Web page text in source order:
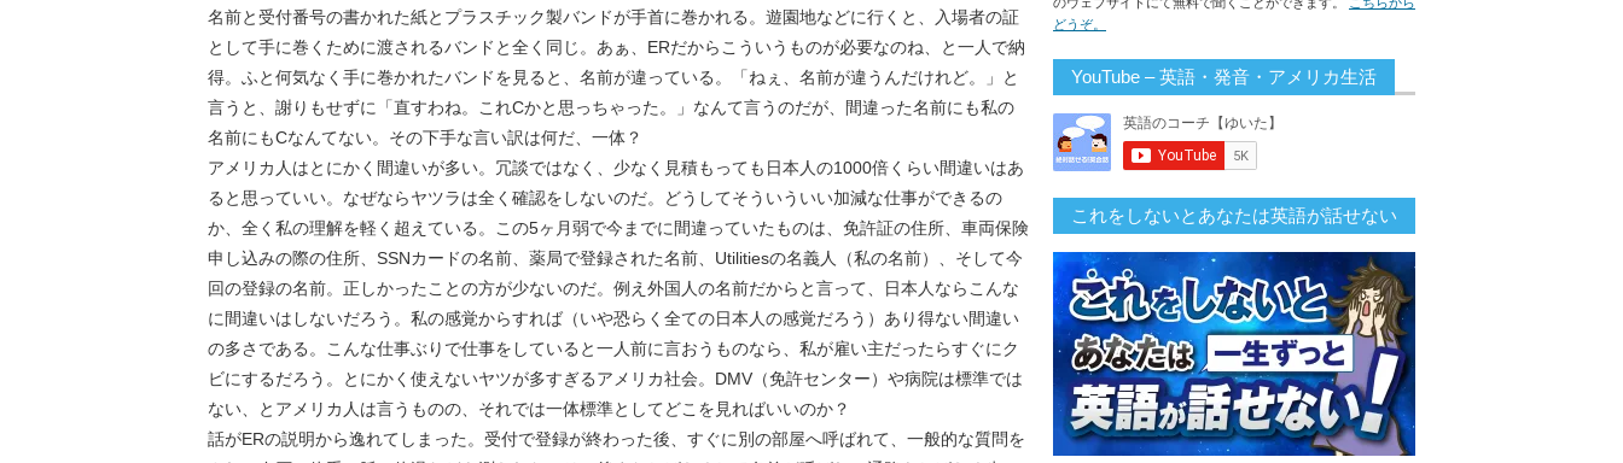
名前と受付番号の書かれた紙とプラスチック製バンドが手首に巻かれる。遊園地などに行くと、入場者の証
として手に巻くために渡されるバンドと全く同じ。あぁ、ERだからこういうものが必要なのね、と一人で納
得。ふと何気なく手に巻かれたバンドを見ると、名前が違っている。「ねぇ、名前が違うんだけれど。」と
言うと、謝りもせずに「直すわね。これCかと思っちゃった。」なんて言うのだが、間違った名前にも私の
名前にもCなんてない。その下手な言い訳は何だ、一体？
アメリカ人はとにかく間違いが多い。冗談ではなく、少なく見積もっても日本人の1000倍くらい間違いはあ
ると思っていい。なぜならヤツラは全く確認をしないのだ。どうしてそういういい加減な仕事ができるの
か、全く私の理解を軽く超えている。この5ヶ月弱で今までに間違っていたものは、免許証の住所、車両保険
申し込みの際の住所、SSNカードの名前、薬局で登録された名前、Utilitiesの名義人（私の名前）、そして今
回の登録の名前。正しかったことの方が少ないのだ。例え外国人の名前だからと言って、日本人ならこんな
に間違いはしないだろう。私の感覚からすれば（いや恐らく全ての日本人の感覚だろう）あり得ない間違い
の多さである。こんな仕事ぶりで仕事をしていると一人前に言おうものなら、私が雇い主だったらすぐにク
ビにするだろう。とにかく使えないヤツが多すぎるアメリカ社会。DMV（免許センター）や病院は標準では
ない、とアメリカ人は言うものの、それでは一体標準としてどこを見ればいいのか？
話がERの説明から逸れてしまった。受付で登録が終わった後、すぐに別の部屋へ呼ばれて、一般的な質問を
どうぞ。
YouTube – 英語・発音・アメリカ生活
これをしないとあなたは英語が話せない